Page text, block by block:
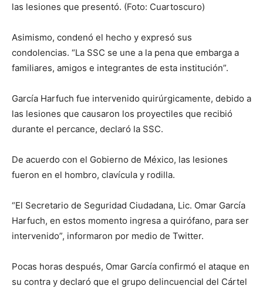
las lesiones que presentó. (Foto: Cuartoscuro)
Asimismo, condenó el hecho y expresó sus
condolencias. “La SSC se une a la pena que embarga a
familiares, amigos e integrantes de esta institución”.
García Harfuch fue intervenido quirúrgicamente, debido a
las lesiones que causaron los proyectiles que recibió
durante el percance, declaró la SSC.
De acuerdo con el Gobierno de México, las lesiones
fueron en el hombro, clavícula y rodilla.
“El Secretario de Seguridad Ciudadana, Lic. Omar García
Harfuch, en estos momento ingresa a quirófano, para ser
intervenido”, informaron por medio de Twitter.
Pocas horas después, Omar García confirmó el ataque en
su contra y declaró que el grupo delincuencial del Cártel